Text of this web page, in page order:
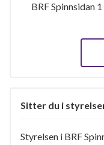
BRF Spinnsidan
Sitter du i
Styrelsen i BRF